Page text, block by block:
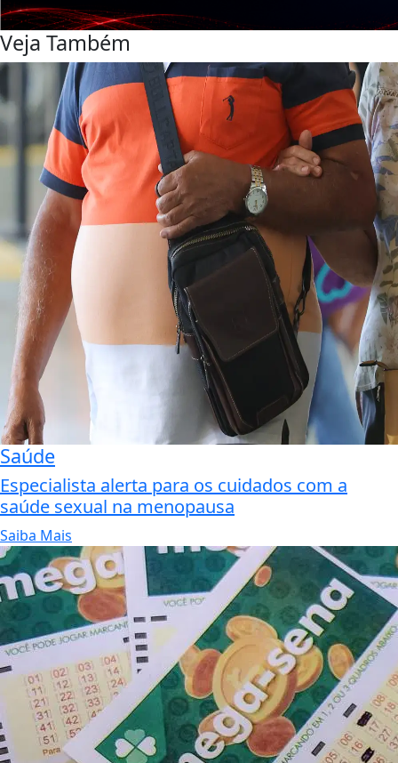
Veja Também
Saúde
Especialista alerta para os cuidados com a
saúde sexual na menopausa
Saiba Mais